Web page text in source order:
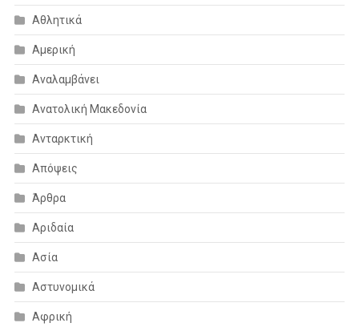
Αθλητικά
Αμερική
Αναλαμβάνει
Ανατολική Μακεδονία
Ανταρκτική
Απόψεις
Άρθρα
Αριδαία
Ασία
Αστυνομικά
Αφρική